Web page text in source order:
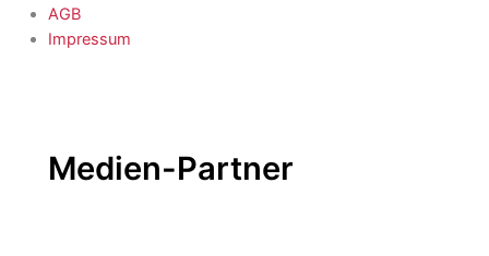
AGB
Impressum
Medien-Partner